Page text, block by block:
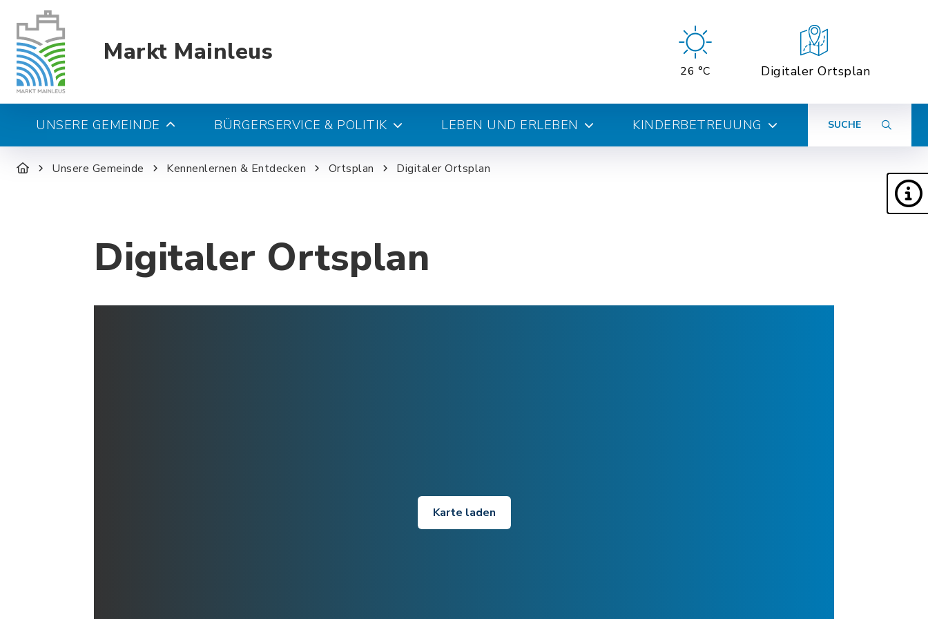
Markt Mainleus
26 °C Digitaler Ortsplan
UNSERE GEMEINDE BÜRGERSERVICE & POLITIK LEBEN UND ERLEBEN KINDERBETREUUNG SUCHE
Unsere Gemeinde Kennenlernen & Entdecken Ortsplan Digitaler Ortsplan
Digitaler Ortsplan
Karte laden